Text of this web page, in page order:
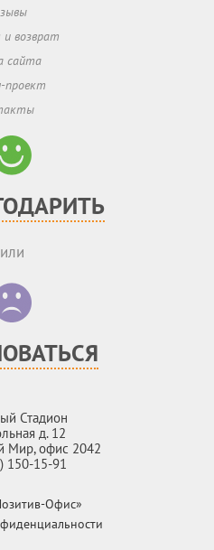
и возврат
сайта
проект
или
Стадион
д. 12
Мир, офис 2042
150-15-91
Офис»